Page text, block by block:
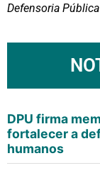
Defensoria
DPU firma
fortalecer a
humanos